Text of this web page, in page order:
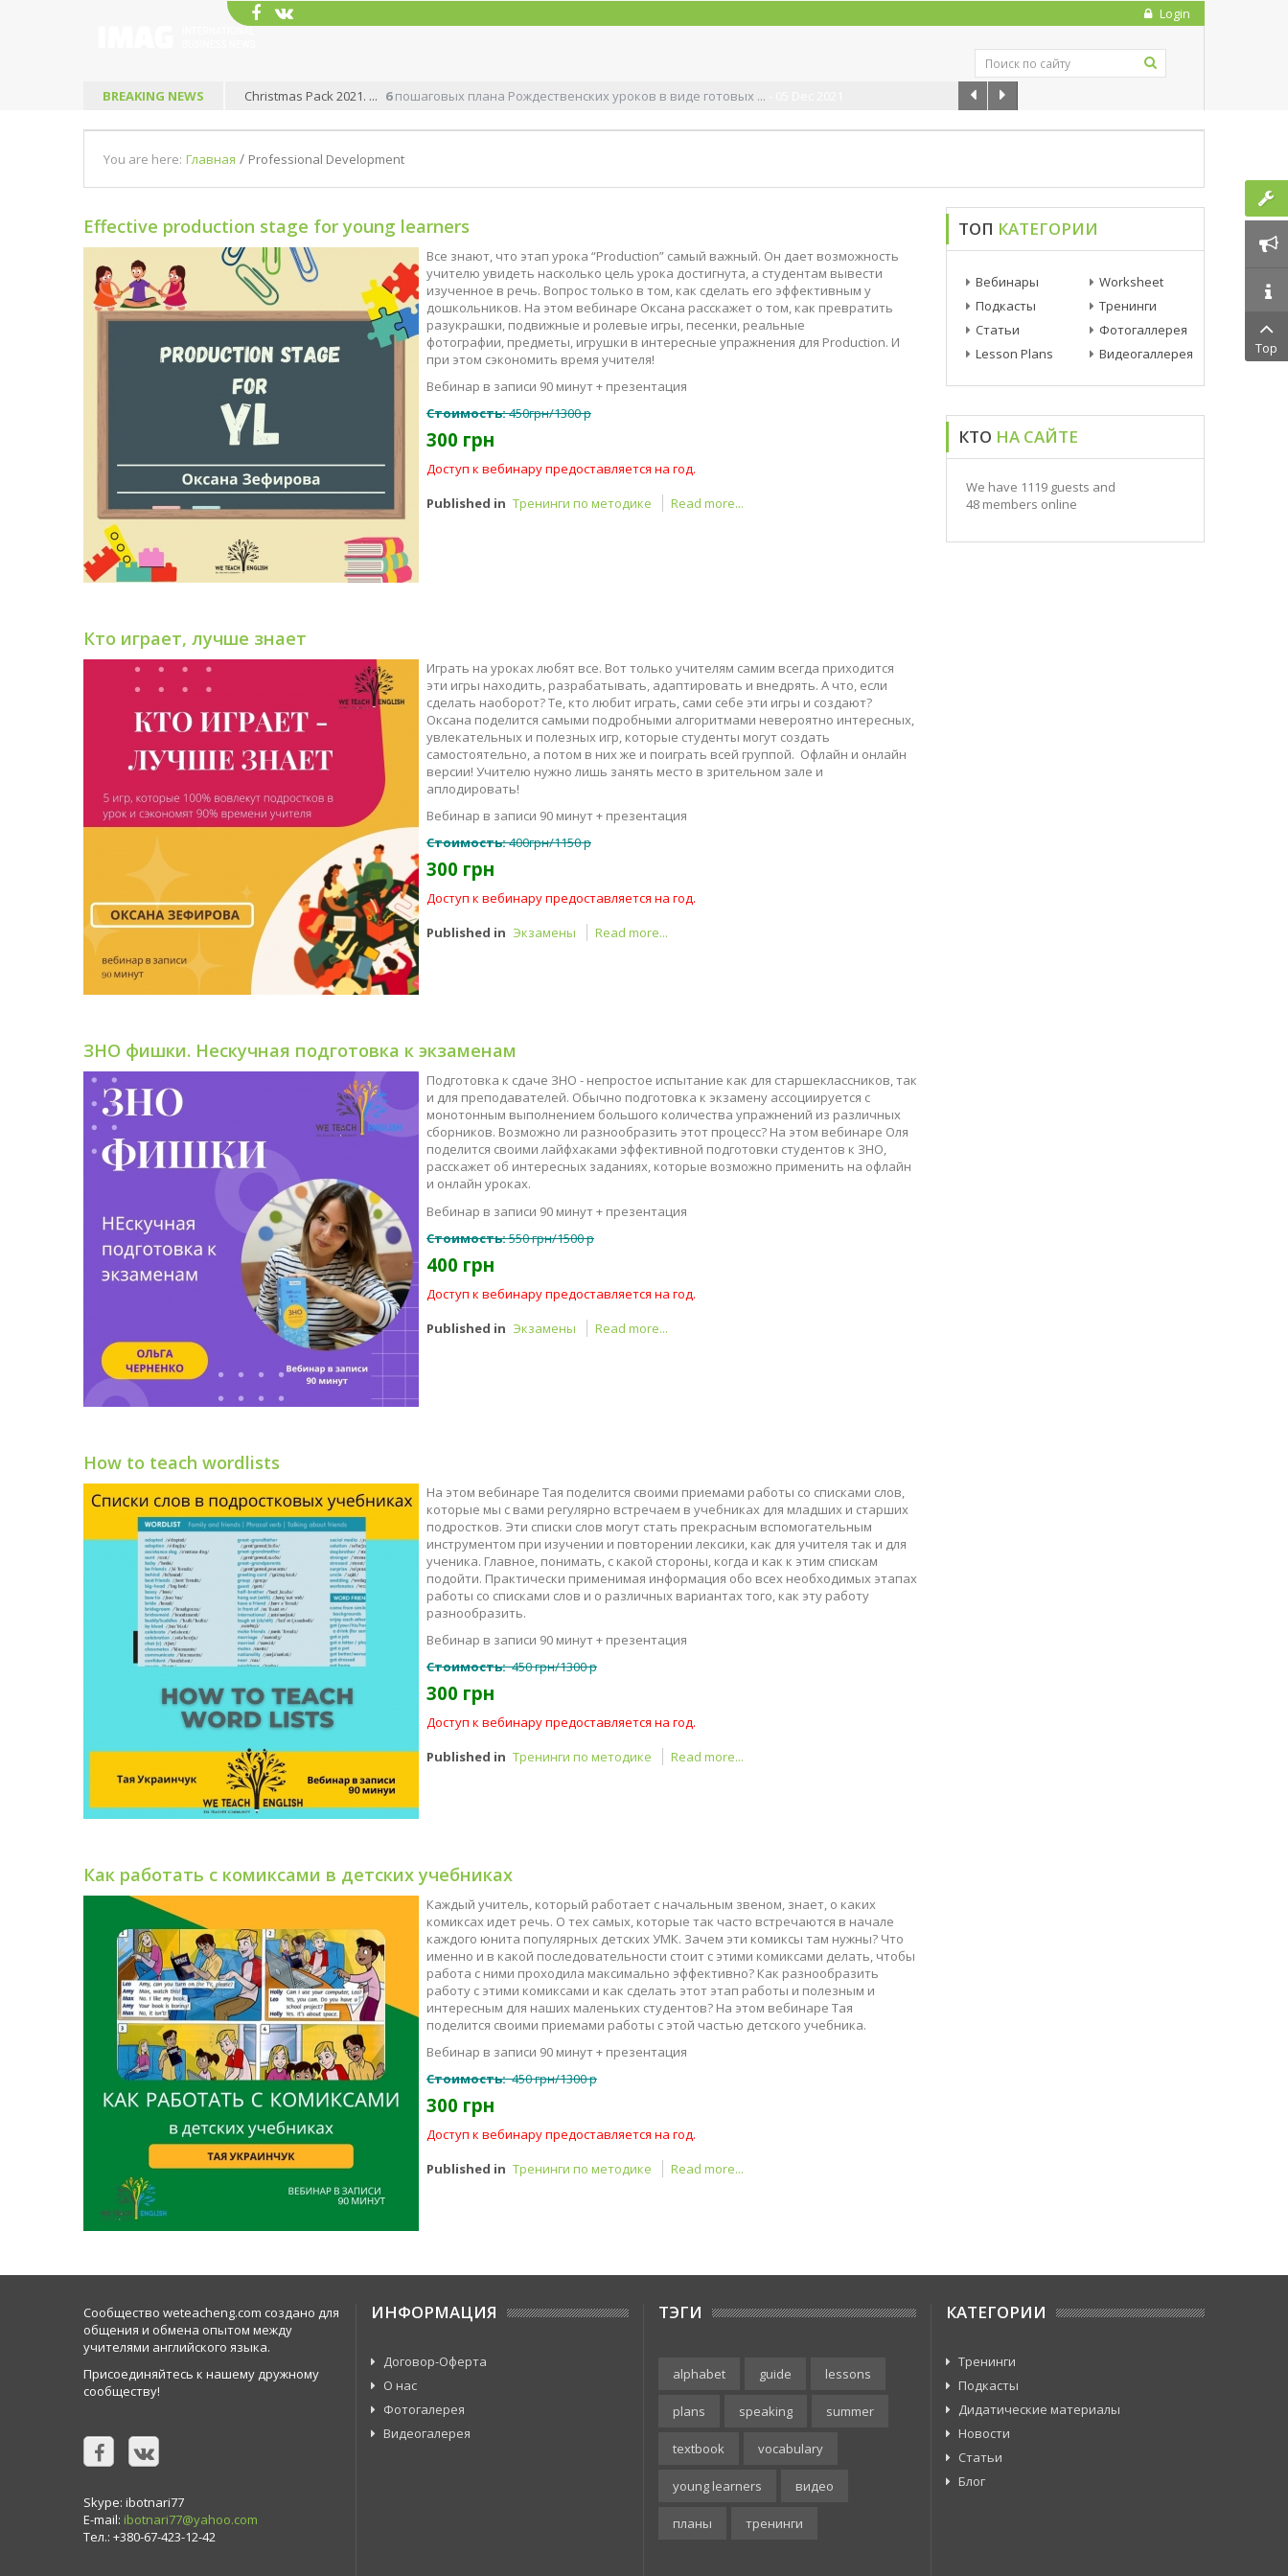
Login
BREAKING NEWS
уроков в виде готовых ... - 05 Dec 2021 Effective production stage ... Все знают, что этап урока “Production” самый важный. Он ...
You are here: Главная / Professional Development
Effective production stage for young learners
Все знают, что этап урока “Production” самый важный. Он дает возможность
учителю увидеть насколько цель урока достигнута, а студентам вывести
изученное в речь. Вопрос только в том, как сделать его эффективным у
дошкольников. На этом вебинаре Оксана расскажет о том, как превратить
разукрашки, подвижные и ролевые игры, песенки, реальные
фотографии, предметы, игрушки в интересные упражнения для Production. И
при этом сэкономить время учителя!
Вебинар в записи 90 минут + презентация
Стоимость:450грн/1300 р
300 грн
Доступ к вебинару предоставляется на год.
Published in Тренинги по методике Read more...
Кто играет, лучше знает
Играть на уроках любят все. Вот только учителям самим всегда приходится
эти игры находить, разрабатывать, адаптировать и внедрять. А что, если
сделать наоборот? Те, кто любит играть, сами себе эти игры и создают?
Оксана поделится самыми подробными алгоритмами невероятно интересных,
увлекательных и полезных игр, которые студенты могут создать
самостоятельно, а потом в них же и поиграть всей группой. Офлайн и онлайн
версии! Учителю нужно лишь занять место в зрительном зале и
аплодировать!
Вебинар в записи 90 минут + презентация
Стоимость:400грн/1150 р
300 грн
Доступ к вебинару предоставляется на год.
Published in Экзамены Read more...
ЗНО фишки. Нескучная подготовка к экзаменам
Подготовка к сдаче ЗНО - непростое испытание как для старшеклассников, так
и для преподавателей. Обычно подготовка к экзамену ассоциируется с
монотонным выполнением большого количества упражнений из различных
сборников. Возможно ли разнообразить этот процесс? На этом вебинаре Оля
поделится своими лайфхаками эффективной подготовки студентов к ЗНО,
расскажет об интересных заданиях, которые возможно применить на офлайн
и онлайн уроках.
Вебинар в записи 90 минут + презентация
Стоимость:550 грн/1500 р
400 грн
Доступ к вебинару предоставляется на год.
Published in Экзамены Read more...
How to teach wordlists
На этом вебинаре Тая поделится своими приемами работы со списками слов,
которые мы с вами регулярно встречаем в учебниках для младших и старших
подростков. Эти списки слов могут стать прекрасным вспомогательным
инструментом при изучении и повторении лексики, как для учителя так и для
ученика. Главное, понимать, с какой стороны, когда и как к этим спискам
подойти. Практически применимая информация обо всех необходимых этапах
работы со списками слов и о различных вариантах того, как эту работу
разнообразить.
Вебинар в записи 90 минут + презентация
Стоимость:450 грн/1300 р
300 грн
Доступ к вебинару предоставляется на год.
Published in Тренинги по методике Read more...
Как работать с комиксами в детских учебниках
Каждый учитель, который работает с начальным звеном, знает, о каких
комиксах идет речь. О тех самых, которые так часто встречаются в начале
каждого юнита популярных детских УМК. Зачем эти комиксы там нужны? Что
именно и в какой последовательности стоит с этими комиксами делать, чтобы
работа с ними проходила максимально эффективно? Как разнообразить
работу с этими комиксами и как сделать этот этап работы и полезным и
интересным для наших маленьких студентов? На этом вебинаре Тая
поделится своими приемами работы с этой частью детского учебника.
Вебинар в записи 90 минут + презентация
Стоимость:450 грн/1300 р
300 грн
Доступ к вебинару предоставляется на год.
Published in Тренинги по методике Read more...
ТОП КАТЕГОРИИ
Вебинары
Подкасты
Статьи
Lesson Plans
Worksheet
Тренинги
Фотогаллерея
Видеогаллерея
КТО НА САЙТЕ
We have 1119 guests and
48 members online
Сообщество weteacheng.com создано для
общения и обмена опытом между
учителями английского языка.
Присоединяйтесь к нашему дружному
сообществу!
Skype: ibotnari77
E-mail: ibotnari77@yahoo.com
Тел.: +380-67-423-12-42
ИНФОРМАЦИЯ
Договор-Оферта
О нас
Фотогалерея
Видеогалерея
ТЭГИ
alphabet guide lessons
plans speaking summer
textbook vocabulary
young learners видео
планы тренинги
КАТЕГОРИИ
Тренинги
Подкасты
Дидатические материалы
Новости
Статьи
Блог
Top